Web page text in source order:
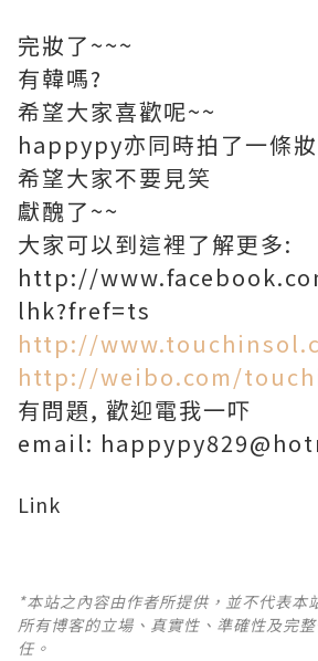
完妝了~~~
有韓嗎?
希望大家喜歡呢~~
happypy亦同時拍了一條妝
希望大家不要見笑
獻醜了~~
大家可以到這裡了解更多:
http://
lhk?fref=ts
http://
http://weibo.com/
有問題, 歡迎電我一吓
email:
Link
*本站之內容由作者所提供，並不代表本
所有博客的立場、真實性、準確性及完
任。